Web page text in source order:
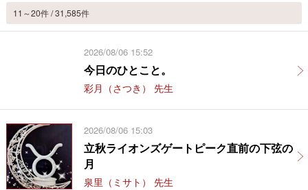
11～20件 / 31,585件
2026/08/06 15:52
今日のひとこと。
彩月（さつき） 先生
2026/08/06 15:03
立秋ライオンズゲートピーク直前の下弦の
月
泉里（ミサト） 先生